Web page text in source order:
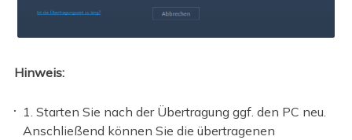
Hinweis:
1. Starten Sie nach der Übertragung ggf. den PC neu.
Anschließend können Sie die übertragenen